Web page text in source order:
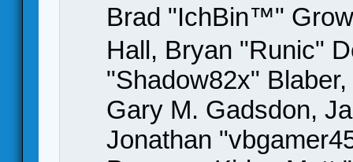
Brad "IchBin™"
Hall, Bryan "Runic"
"Shadow82x"
Gary M. Gadsdon,
Jonathan